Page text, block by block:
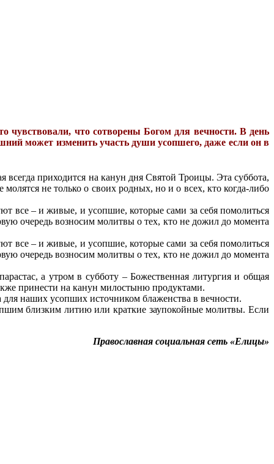
чувствовали, что сотворены Богом для вечности. В день
может изменить участь души усопшего, даже если он в
приходится на канун дня Святой Троицы. Эта суббота,
не только о своих родных, но и о всех, кто когда-либо
все – и живые, и усопшие, которые сами за себя помолиться
очередь возносим молитвы о тех, кто не дожил до момента
все – и живые, и усопшие, которые сами за себя помолиться
очередь возносим молитвы о тех, кто не дожил до момента
а утром в субботу – Божественная литургия и общая
принести на канун милостыню продуктами.
наших усопших источником блаженства в вечности.
близким литию или краткие заупокойные молитвы. Если
Православная социальная сеть «Елицы»